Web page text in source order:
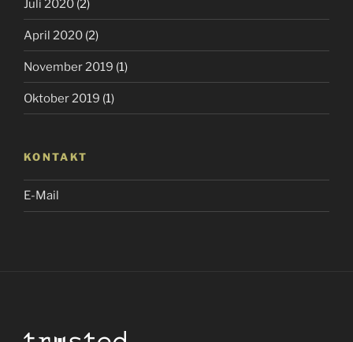
Juli 2020 (2)
April 2020 (2)
November 2019 (1)
Oktober 2019 (1)
KONTAKT
E-Mail